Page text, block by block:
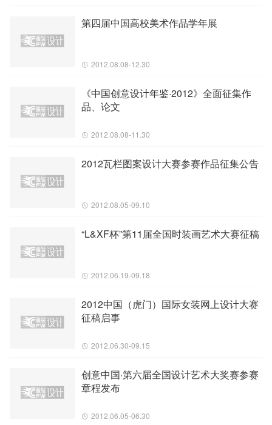
第四届中国高校美术作品学年展
2012.08.08-12.30
《中国创意设计年鉴·2012》全面征集作
品、论文
2012.08.08-11.30
2012瓦栏图案设计大赛参赛作品征集公告
2012.08.05-09.10
“L&XF杯”第11届全国时装画艺术大赛征稿
2012.06.19-09.18
2012中国（虎门）国际女装网上设计大赛
征稿启事
2012.06.30-09.15
创意中国·第六届全国设计艺术大奖赛参赛
章程发布
2012.06.05-06.30